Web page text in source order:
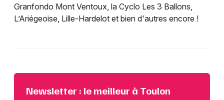
Granfondo Mont Ventoux, la Cyclo Les 3 Ballons,
L’Ariégeoise, Lille-Hardelot et bien d'autres encore !
Newsletter : le meilleur à Toulon